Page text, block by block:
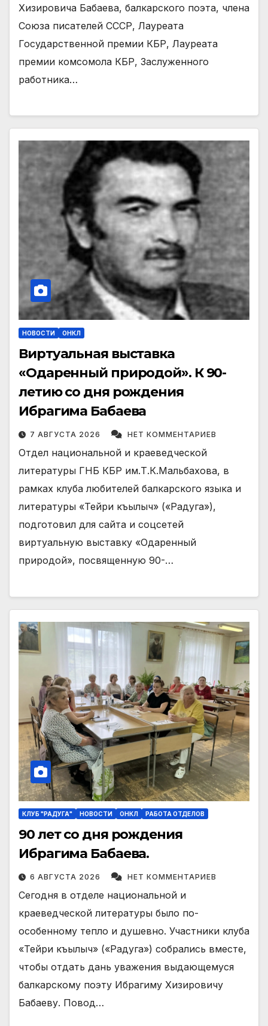
Хизировича Бабаева, балкарского поэта, члена
Союза писателей СССР, Лауреата
Государственной премии КБР, Лауреата
премии комсомола КБР, Заслуженного
работника…
НОВОСТИ ОНКЛ
Виртуальная выставка
«Одаренный природой». К 90-
летию со дня рождения
Ибрагима Бабаева
7 АВГУСТА 2026 НЕТ КОММЕНТАРИЕВ
Отдел национальной и краеведческой
литературы ГНБ КБР им.Т.К.Мальбахова, в
рамках клуба любителей балкарского языка и
литературы «Тейри къылыч» («Радуга»),
подготовил для сайта и соцсетей
виртуальную выставку «Одаренный
природой», посвященную 90-…
КЛУБ "РАДУГА" НОВОСТИ ОНКЛ РАБОТА ОТДЕЛОВ
90 лет со дня рождения
Ибрагима Бабаева.
6 АВГУСТА 2026 НЕТ КОММЕНТАРИЕВ
Сегодня в отделе национальной и
краеведческой литературы было по-
особенному тепло и душевно. Участники клуба
«Тейри къылыч» («Радуга») собрались вместе,
чтобы отдать дань уважения выдающемуся
балкарскому поэту Ибрагиму Хизировичу
Бабаеву. Повод…